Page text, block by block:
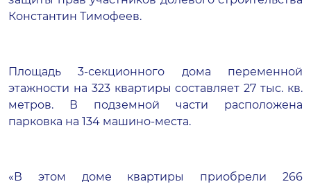
Константин Тимофеев.
Площадь 3-секционного дома переменной
этажности на 323 квартиры составляет 27 тыс. кв.
метров. В подземной части расположена
парковка на 134 машино-места.
«В этом доме квартиры приобрели 266